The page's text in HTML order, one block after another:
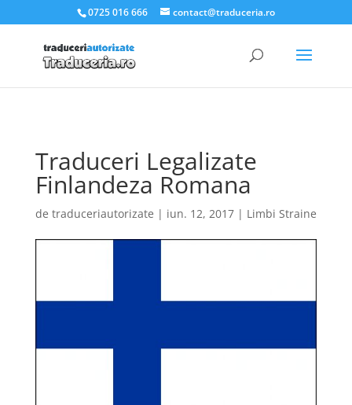
.et_pb_slider_container_inner { padding:0; }
0725 016 666 contact@traduceria.ro
Traduceri Legalizate
Finlandeza Romana
de traduceriautorizate | iun. 12, 2017| Limbi Straine